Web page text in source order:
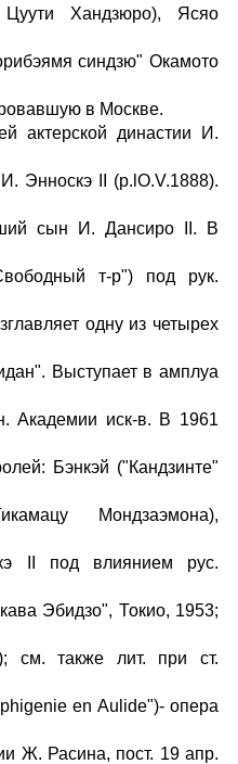
Хандзюро), Ясяо
синдзю" Окамото
в Москве.
актерской династии И.
Энноскэ II (p.lO.V.1888).
сын И. Дансиро II. В
т-р") под рук.
одну из четырех
Выступает в амплуа
Академии иск-в. В 1961
Бэнкэй ("Кандзинте"
Мондзаэмона),
II под влиянием рус.
Эбидзо", Токио, 1953;
см. также лит. при ст.
en Aulide")- опера
Ж. Расина, пост. 19 апр.